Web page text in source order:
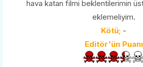
hava katan filmi beklentilerimin
eklemeliyim.
Kötü; -
Editör'ün Puanı